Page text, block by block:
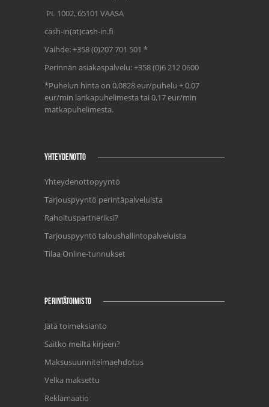
PL 1002, 65101 VAASA
cash-in(at)cash-in.fi
Vaihde: +358 (0)207 701 501 *
Perinnän asiakaspalvelu: +358 (0)6 212 0600
*Puhelun hinta on 0,0828 eur/puhelu + 0,07
eur/min lankapuhelimesta tai 0,17 eur/min
matkapuhelimesta.
YHTEYDENOTTO
Yhteydenottopyyntö
Tarjouspyyntö perintäpalveluista
Rahoituspartneriksi?
Tarjouspyyntö taloushallintopalveluista
Tilaa Online-tunnukset
PERINTÄTOIMISTO
Jätä toimeksianto
Saitko meiltä kirjeen?
Maksusuunnitelmaehdotus
Velka maksettu
Reklamaatio